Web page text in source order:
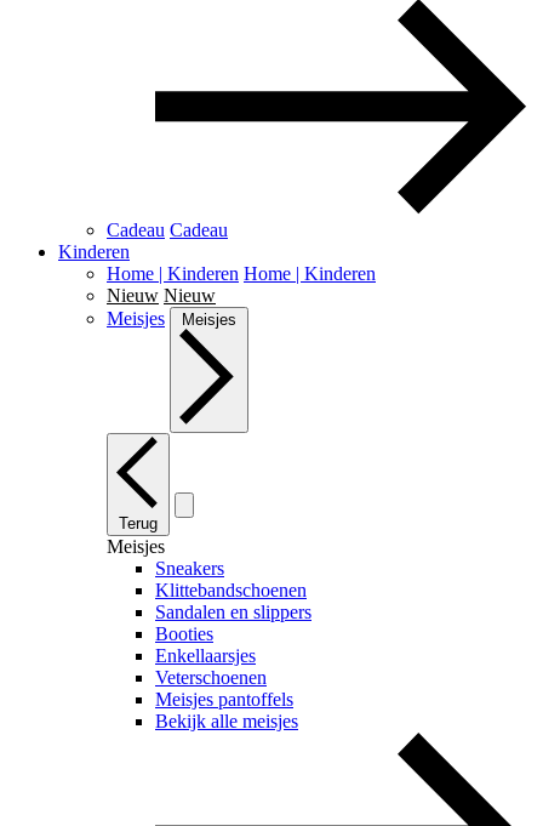
Cadeau Cadeau
Kinderen
Home | Kinderen Home | Kinderen
Nieuw Nieuw
Meisjes
Meisjes
Terug
Meisjes
Sneakers
Klittebandschoenen
Sandalen en slippers
Booties
Enkellaarsjes
Veterschoenen
Meisjes pantoffels
Bekijk alle meisjes